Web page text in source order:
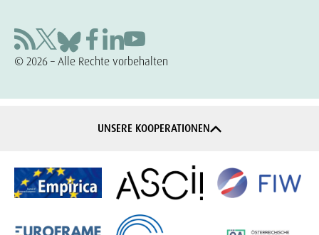
© 2026 – Alle Rechte vorbehalten
UNSERE KOOPERATIONEN